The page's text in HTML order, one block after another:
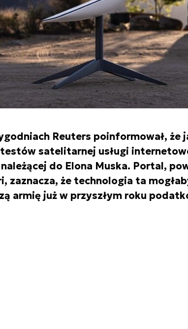
Reuters poinformował, że
satelitarnej usługi
do Elona Muska. Portal,
zaznacza, że technologia ta
armię już w przyszłym roku